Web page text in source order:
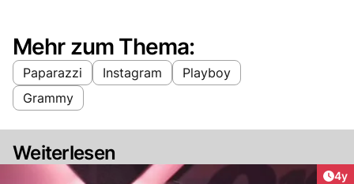
Mehr zum Thema:
Paparazzi Instagram
Playboy
Grammy
Weiterlesen
4y